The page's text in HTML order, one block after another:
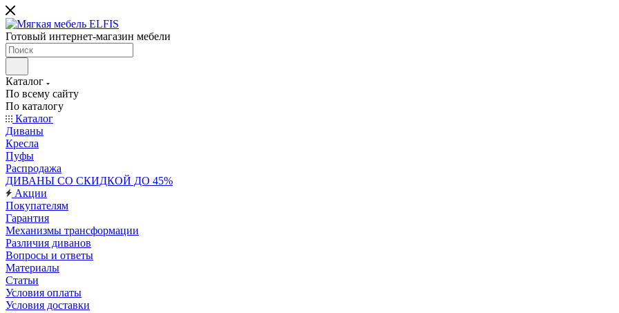
Готовый интернет-магазин мебели
Каталог
По всему сайту
По каталогу
Каталог
Диваны
Кресла
Пуфы
Распродажа
ДИВАНЫ СО СКИДКОЙ ДО 45%
Акции
Покупателям
Гарантия
Механизмы трансформации
Различия диванов
Вопросы и ответы
Материалы
Статьи
Условия оплаты
Условия доставки